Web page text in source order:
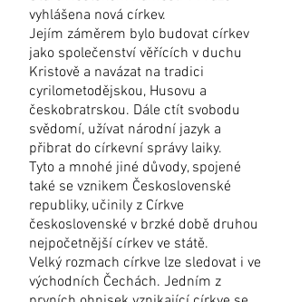
vyhlášena nová církev.
Jejím záměrem bylo budovat církev
jako společenství věřících v duchu
Kristově a navázat na tradici
cyrilometodějskou, Husovu a
českobratrskou. Dále ctít svobodu
svědomí, užívat národní jazyk a
přibrat do církevní správy laiky.
Tyto a mnohé jiné důvody, spojené
také se vznikem Československé
republiky, učinily z Církve
československé v brzké době druhou
nejpočetnější církev ve státě.
Velký rozmach církve lze sledovat i ve
východních Čechách. Jedním z